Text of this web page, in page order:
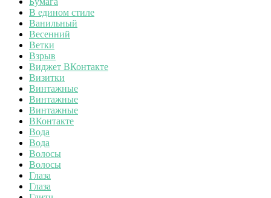
В едином стиле
Ванильный
Весенний
Ветки
Взрыв
Виджет ВКонтакте
Визитки
Винтажные
Винтажные
Винтажные
ВКонтакте
Вода
Вода
Волосы
Волосы
Глаза
Глаза